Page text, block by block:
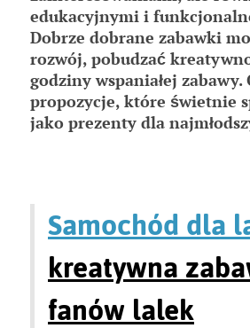
edukacyjnymi i
Dobrze dobrane zabawki
rozwój, pobudzać
godziny wspaniałej zabawy.
propozycje, które świetnie
jako prezenty dla
Samochód dla
kreatywna
fanów lalek